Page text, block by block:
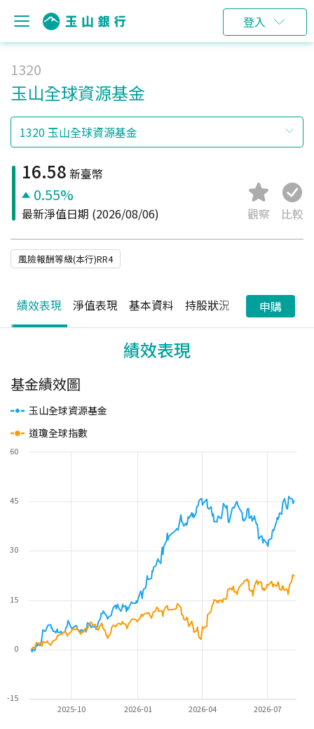
登入
1320
玉山全球資源基金
16.58 新臺幣
0.55%
最新淨值日期 (2026/08/06) 觀察 比較
風險報酬等級(本行)RR4
績效表現 淨值表現 基本資料 持股狀況 配息狀況
申購
績效表現
基金績效圖
玉山全球資源基金
道瓊全球指數
2025-10 2026-01 2026-04 2026-07
-15
0
15
30
45
60